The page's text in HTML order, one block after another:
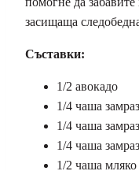
засищаща
Съставки:
1/2 авокадо
1/4 чаша
1/4 чаша
1/4 чаша
1/2 чаша